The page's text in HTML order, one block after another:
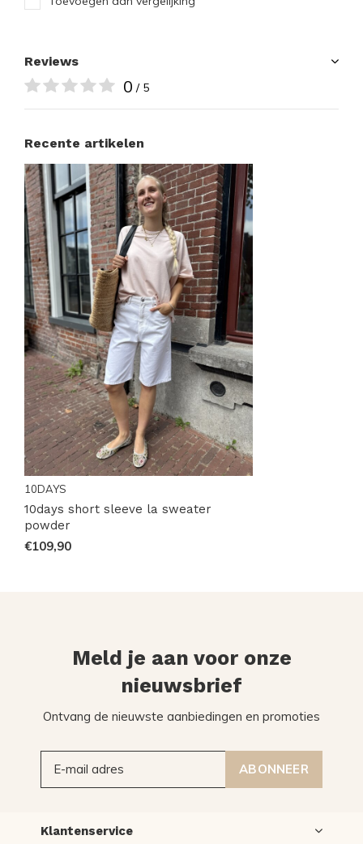
Reviews
0 / 5
Recente artikelen
10DAYS
10days short sleeve la sweater
powder
€109,90
Meld je aan voor onze
nieuwsbrief
Ontvang de nieuwste aanbiedingen en promoties
ABONNEER
Klantenservice